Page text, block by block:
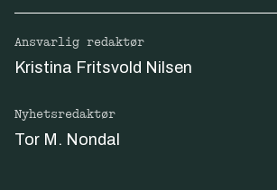
Ansvarlig redaktør
Kristina Fritsvold Nilsen
Nyhetsredaktør
Tor M. Nondal